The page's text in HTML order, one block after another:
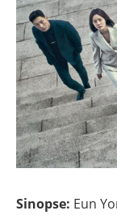
Sinopse: Eun